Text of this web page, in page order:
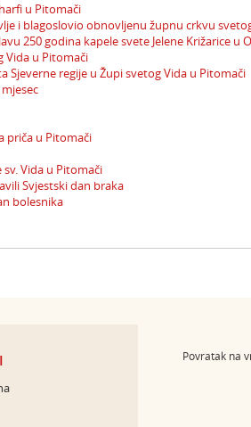
u Pitomači
i blagoslovio obnovljenu župnu crkvu
250 godina kapele svete Jelene Križarice u
Vida u Pitomači
Sjeverne regije u Župi svetog Vida u Pitomači
priča u Pitomači
Vida u Pitomači
Svjestski dan braka
bolesnika
Povratak na